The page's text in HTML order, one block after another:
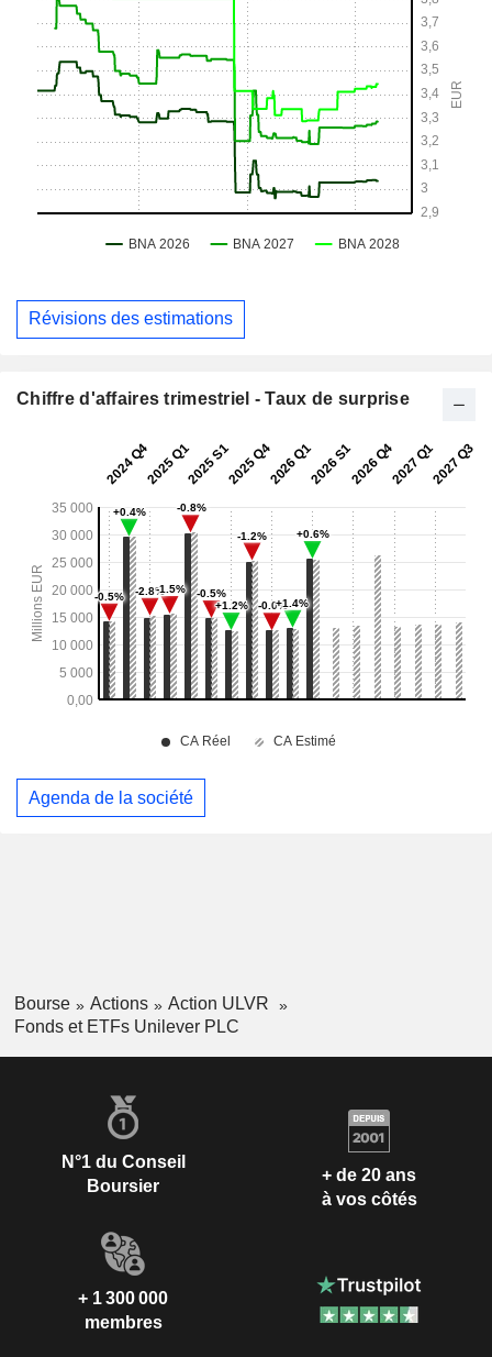
Révisions des estimations
Chiffre d'affaires trimestriel - Taux de surprise
Agenda de la société
Bourse Actions
Action ULVR
Fonds et ETFs Unilever PLC
N°1 du Conseil
Boursier
+ de 20 ans
à vos côtés
+ 1 300 000
membres